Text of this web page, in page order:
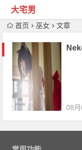
大宅男
首页 巫女 文章
08月